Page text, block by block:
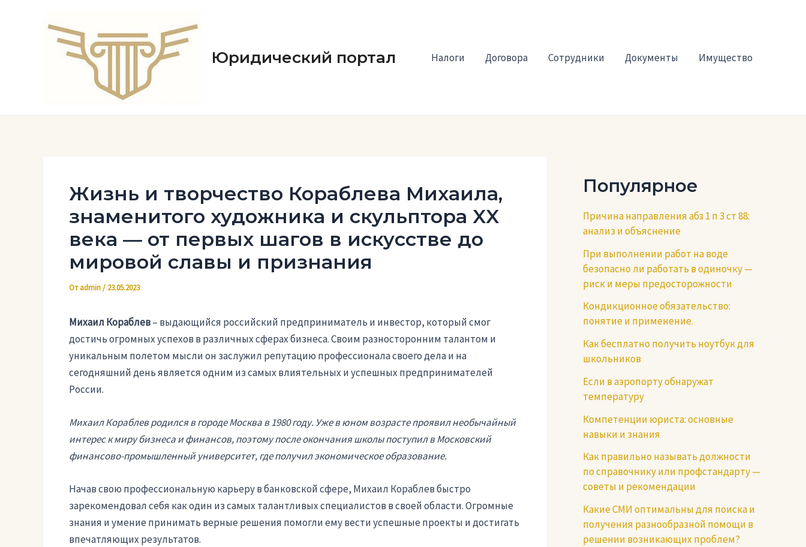
содержимому
Юридический портал Налоги Договора Сотрудники Документы Имущество
Жизнь и творчество Кораблева Михаила,
знаменитого художника и скульптора XX
века — от первых шагов в искусстве до
мировой славы и признания
Отadmin/ 23.05.2023
Михаил Кораблев– выдающийся российский предприниматель и инвестор, который смог
достичь огромных успехов в различных сферах бизнеса. Своим разносторонним талантом и
уникальным полетом мысли он заслужил репутацию профессионала своего дела и на
сегодняшний день является одним из самых влиятельных и успешных предпринимателей
России.
Михаил Кораблев родился в городе Москва в 1980 году. Уже в юном возрасте проявил необычайный
интерес к миру бизнеса и финансов, поэтому после окончания школы поступил в Московский
финансово-промышленный университет, где получил экономическое образование.
Начав свою профессиональную карьеру в банковской сфере, Михаил Кораблев быстро
зарекомендовал себя как один из самых талантливых специалистов в своей области. Огромные
знания и умение принимать верные решения помогли ему вести успешные проекты и достигать
впечатляющих результатов.
Популярное
Причина направления абз 1 п 3 ст 88:
анализ и объяснение
При выполнении работ на воде
безопасно ли работать в одиночку —
риск и меры предосторожности
Кондикционное обязательство:
понятие и применение.
Как бесплатно получить ноутбук для
школьников
Если в аэропорту обнаружат
температуру
Компетенции юриста: основные
навыки и знания
Как правильно называть должности
по справочнику или профстандарту —
советы и рекомендации
Какие СМИ оптимальны для поиска и
получения разнообразной помощи в
решении возникающих проблем?